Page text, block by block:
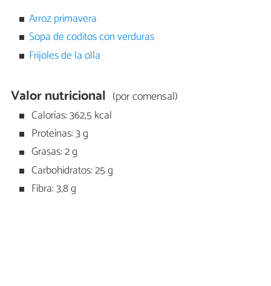
Arroz primavera
Sopa de coditos con verduras
Frijoles de la olla
Valor nutricional (por comensal)
Calorías: 362,5 kcal
Proteínas: 3 g
Grasas: 2 g
Carbohidratos: 25 g
Fibra: 3,8 g